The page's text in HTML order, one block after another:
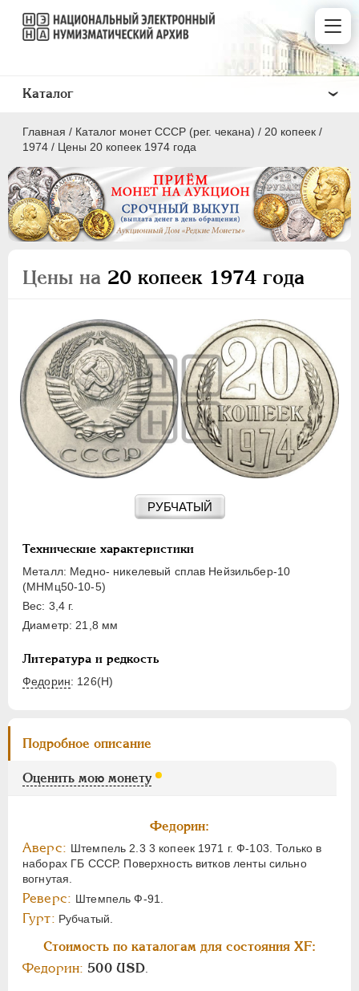
Главная / Каталог монет СССР (рег. чекана) / 20 копеек /
1974 / Цены 20 копеек 1974 года
Цены на 20 копеек 1974 года
РУБЧАТЫЙ
Технические характеристики
Металл: Медно- никелевый сплав Нейзильбер-10
(МНМц50-10-5)
Вес: 3,4 г.
Диаметр: 21,8 мм
Литература и редкость
Федорин: 126(Н)
Подробное описание
Оценить мою монету
Федорин:
Аверс: Штемпель 2.3 3 копеек 1971 г. Ф-103. Только в
наборах ГБ СССР. Поверхность витков ленты сильно
вогнутая.
Реверс: Штемпель Ф-91.
Гурт: Рубчатый.
Стоимость по каталогам для состояния XF:
Федорин: 500 USD
Каталог
ПОЛКОПЕЙКИ
2 КОПЕЙКИ
5 КОПЕЕК
10 КОПЕЕК
15 КОПЕЕК
20 КОПЕЕК
50 КОПЕЕК
ПОЛТИННИК
1 РУБЛЬ
10 РУБЛЕЙ
ЧЕРВОНЕЦ